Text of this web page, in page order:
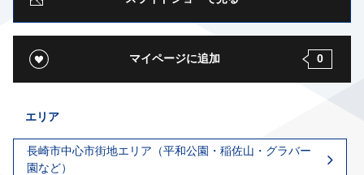
マイページに追加 0
エリア
長崎市中心市街地エリア（平和公園・稲佐山・グラバー
園など）